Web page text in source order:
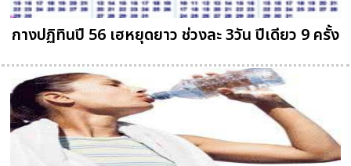
กางปฏิทินปี 56 เฮหยุดยาว ช่วงละ 3วัน ปีเดียว 9 ครั้ง